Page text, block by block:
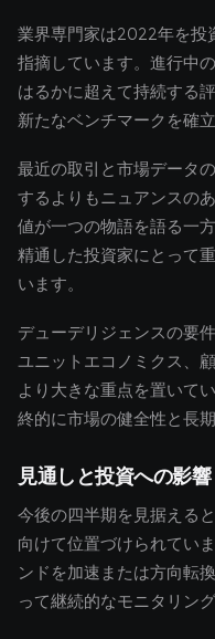
業界専門家は2022年を投
指摘しています。進行中
はるかに超えて持続する
新たなベンチマークを確
最近の取引と市場データ
するよりもニュアンスの
値が一つの物語を語る一
精通した投資家にとって
います。
デューデリジェンスの要
ユニットエコノミクス、
より大きな重点を置いて
終的に市場の健全性と長
見通しと投資への影響
今後の四半期を見据える
向けて位置づけられてい
ンドを加速または方向転
って継続的なモニタリン